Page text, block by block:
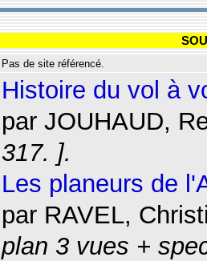
Pas de site référencé.
Histoire du vol à
par JOUHAUD,
317. ].
Les planeurs de
par RAVEL,
plan 3 vues +